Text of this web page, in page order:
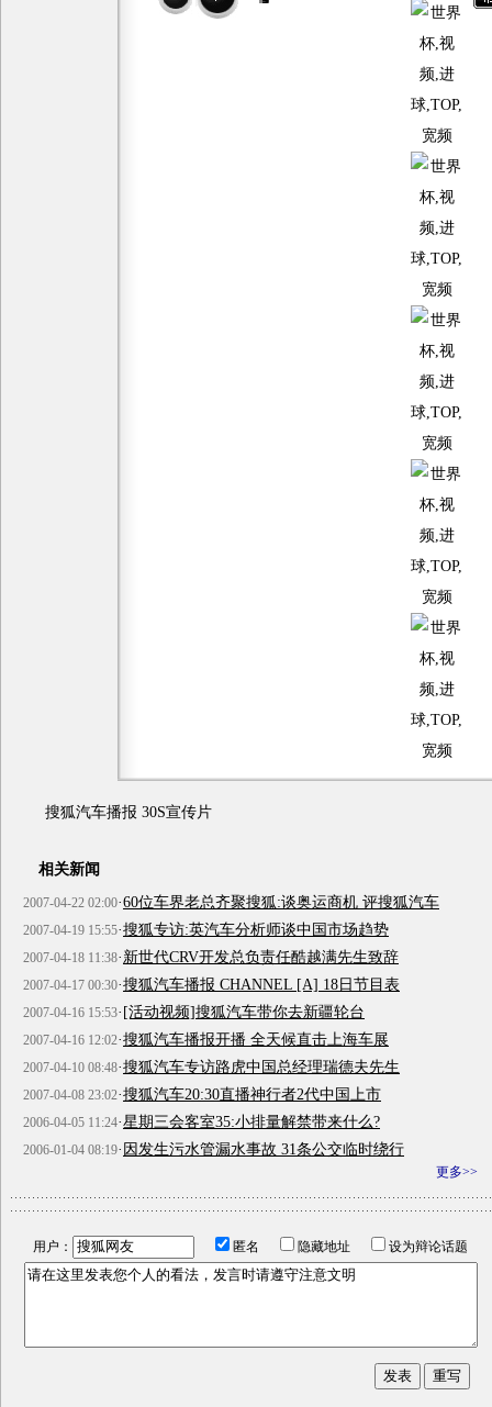
搜狐汽车播报 30S宣传片
相关新闻
2007-04-22 02:00·60位车界老总齐聚搜狐:谈奥运商机 评搜狐汽车
2007-04-19 15:55·搜狐专访:英汽车分析师谈中国市场趋势
2007-04-18 11:38·新世代CRV开发总负责任酷越满先生致辞
2007-04-17 00:30·搜狐汽车播报 CHANNEL [A] 18日节目表
2007-04-16 15:53·[活动视频]搜狐汽车带你去新疆轮台
2007-04-16 12:02·搜狐汽车播报开播 全天候直击上海车展
2007-04-10 08:48·搜狐汽车专访路虎中国总经理瑞德夫先生
2007-04-08 23:02·搜狐汽车20:30直播神行者2代中国上市
2006-04-05 11:24·星期三会客室35:小排量解禁带来什么?
2006-01-04 08:19·因发生污水管漏水事故 31条公交临时绕行
更多>>
用户： 匿名 隐藏地址 设为辩论话题